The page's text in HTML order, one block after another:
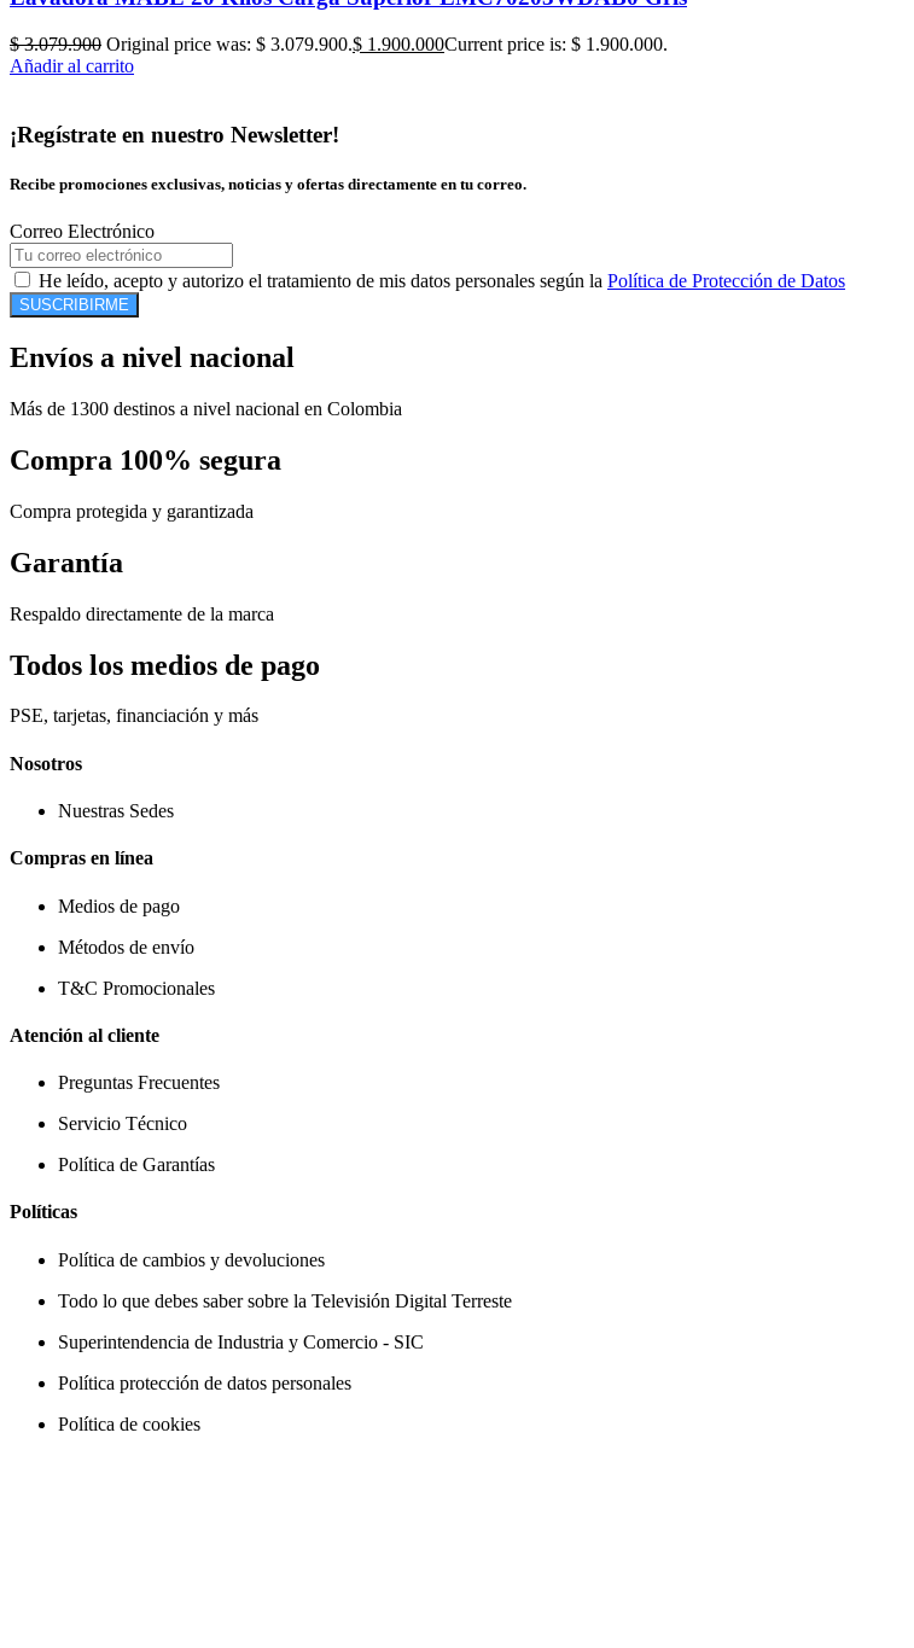
$3.079.900 Original price was: $ 3.079.900.$ 1.900.000Current price is: $ 1.900.000.
Añadir al carrito
¡Regístrate en nuestro Newsletter!
Recibe promociones exclusivas, noticias y ofertas directamente en tu correo.
Correo Electrónico
He leído, acepto y autorizo el tratamiento de mis datos personales según la Política de Protección de Datos
SUSCRIBIRME
Envíos a nivel nacional
Más de 1300 destinos a nivel nacional en Colombia
Compra 100% segura
Compra protegida y garantizada
Garantía
Respaldo directamente de la marca
Todos los medios de pago
PSE, tarjetas, financiación y más
Nosotros
Nuestras Sedes
Compras en línea
Medios de pago
Métodos de envío
T&C Promocionales
Atención al cliente
Preguntas Frecuentes
Servicio Técnico
Política de Garantías
Políticas
Política de cambios y devoluciones
Todo lo que debes saber sobre la Televisión Digital Terreste
Superintendencia de Industria y Comercio - SIC
Política protección de datos personales
Política de cookies